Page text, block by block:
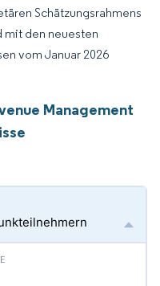
Schätzungsrahmens
mit den neuesten
vom Januar 2026
Management